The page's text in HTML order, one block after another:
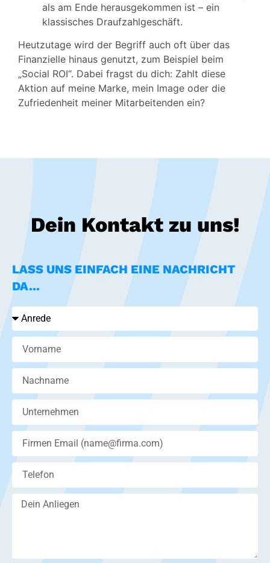
als am Ende herausgekommen ist – ein
klassisches Draufzahlgeschäft.
Heutzutage wird der Begriff auch oft über das
Finanzielle hinaus genutzt, zum Beispiel beim
„Social ROI“. Dabei fragst du dich: Zahlt diese
Aktion auf meine Marke, mein Image oder die
Zufriedenheit meiner Mitarbeitenden ein?
Dein Kontakt zu uns!
LASS UNS EINFACH EINE NACHRICHT
DA...